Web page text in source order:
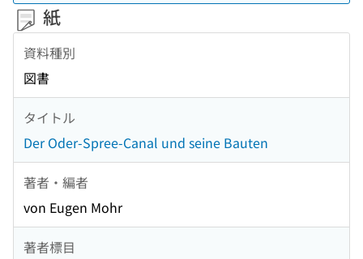
紙
資料種別
図書
タイトル
Der Oder-Spree-Canal und seine Bauten
著者・編者
von Eugen Mohr
著者標目